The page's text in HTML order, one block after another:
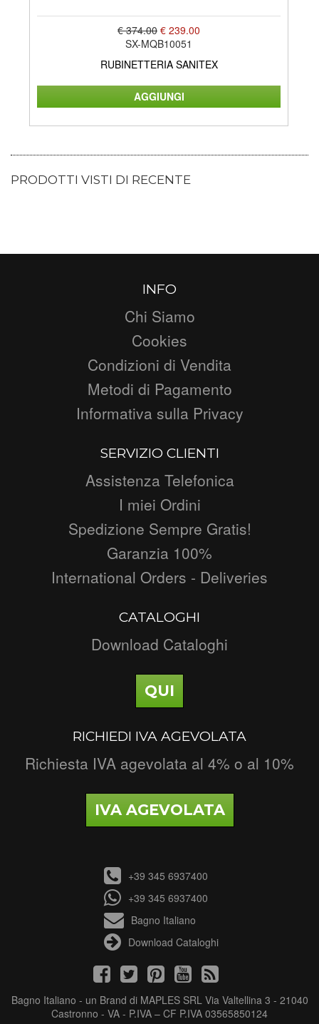
€ 374.00 € 239.00
SX-MQB10051
RUBINETTERIA SANITEX
PRODOTTI VISTI DI RECENTE
INFO
Chi Siamo
Cookies
Condizioni di Vendita
Metodi di Pagamento
Informativa sulla Privacy
SERVIZIO CLIENTI
Assistenza Telefonica
I miei Ordini
Spedizione Sempre Gratis!
Garanzia 100%
International Orders - Deliveries
CATALOGHI
Download Cataloghi
QUI
RICHIEDI IVA AGEVOLATA
Richiesta IVA agevolata al 4% o al 10%
IVA AGEVOLATA
+39 345 6937400
+39 345 6937400
Bagno Italiano
Download Cataloghi
Bagno Italiano - un Brand di MAPLES SRL Via Valtellina 3 - 21040
Castronno - VA - P.IVA – CF P.IVA 03565850124